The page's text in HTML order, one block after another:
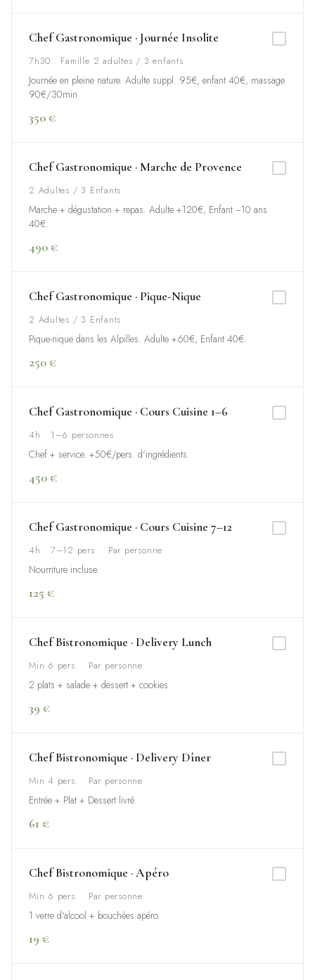
Chef Gastronomique · Journée Insolite
7h30 · Famille 2 adultes / 3 enfants
Journée en pleine nature. Adulte suppl. 95€, enfant 40€, massage
90€/30min.
350 €
Chef Gastronomique · Marche de Provence
2 Adultes / 3 Enfants
Marche + dégustation + repas. Adulte +120€, Enfant −10 ans
40€.
490 €
Chef Gastronomique · Pique-Nique
2 Adultes / 3 Enfants
Pique-nique dans les Alpilles. Adulte +60€, Enfant 40€.
250 €
Chef Gastronomique · Cours Cuisine 1–6
4h · 1–6 personnes
Chef + service. +50€/pers. d'ingrédients.
450 €
Chef Gastronomique · Cours Cuisine 7–12
4h · 7–12 pers. · Par personne
Nourriture incluse.
125 €
Chef Bistronomique · Delivery Lunch
Min 6 pers. · Par personne
2 plats + salade + dessert + cookies.
39 €
Chef Bistronomique · Delivery Dîner
Min 4 pers. · Par personne
Entrée + Plat + Dessert livré.
61 €
Chef Bistronomique · Apéro
Min 6 pers. · Par personne
1 verre d'alcool + bouchées apéro.
19 €